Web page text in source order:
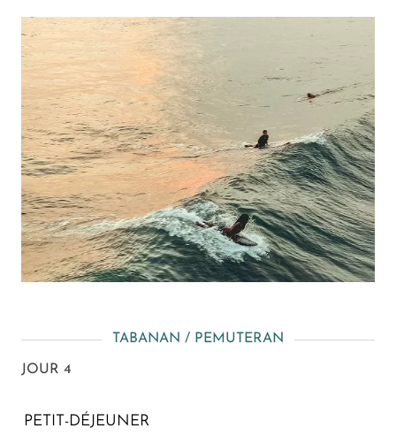
TABANAN / PEMUTERAN
JOUR 4
PETIT-DÉJEUNER